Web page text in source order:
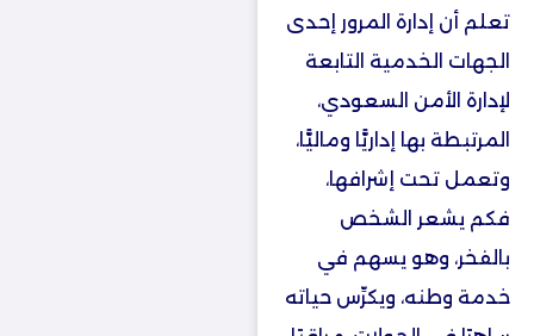
تعلم أن إدارة المرور إحدى
الجهات الخدمية التابعة
لإدارة الأمن السعودي،
المرتبطة بها إداريًّا وماليًّا،
وتعمل تحت إشرافها،
فكم يشعر الشخص
بالفخر، وهو يسهم في
خدمة وطنه، ويكرِّس حياته